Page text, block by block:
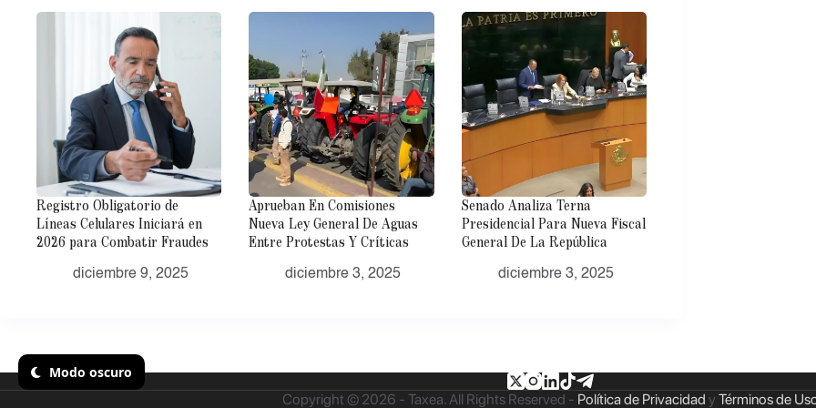
Registro Obligatorio de
Líneas Celulares Iniciará en
2026 para Combatir Fraudes
diciembre 9, 2025
Aprueban En Comisiones
Nueva Ley General De Aguas
Entre Protestas Y Críticas
diciembre 3, 2025
Senado Analiza Terna
Presidencial Para Nueva Fiscal
General De La República
diciembre 3, 2025
Copyright © 2026 - Taxea. All Rights Reserved - Política de Privacidad yTérminos de
Modo oscuro